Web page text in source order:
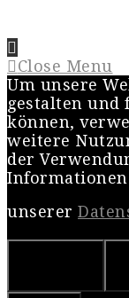
Close Menu
Um unsere
gestalten und
können,
weitere
der
Informationen
unserer